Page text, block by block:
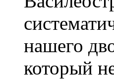
нашего
который